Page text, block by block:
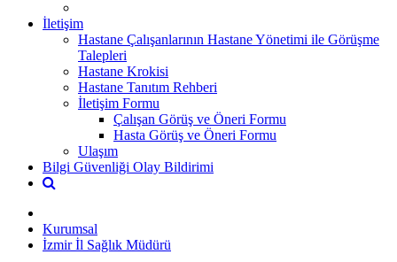
İletişim
Hastane Çalışanlarının Hastane Yönetimi ile Görüşme
Talepleri
Hastane Krokisi
Hastane Tanıtım Rehberi
İletişim Formu
Çalışan Görüş ve Öneri Formu
Hasta Görüş ve Öneri Formu
Ulaşım
Bilgi Güvenliği Olay Bildirimi
Kurumsal
İzmir İl Sağlık Müdürü